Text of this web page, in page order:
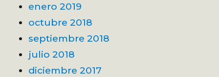
enero 2019
octubre 2018
septiembre 2018
julio 2018
diciembre 2017